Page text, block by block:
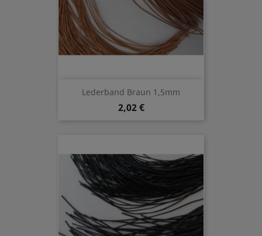
Lederband Braun 1,5mm
2,02 €